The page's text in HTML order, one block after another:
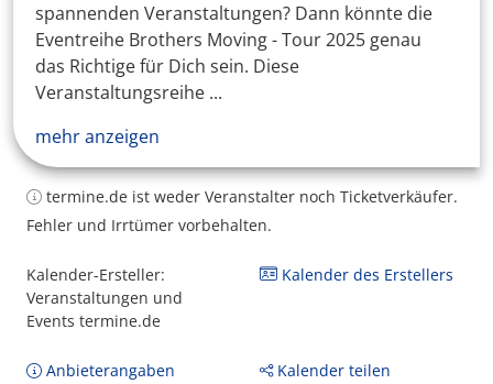
spannenden Veranstaltungen? Dann könnte die
Eventreihe Brothers Moving - Tour 2025 genau
das Richtige für Dich sein. Diese
Veranstaltungsreihe ...
mehr anzeigen
termine.de ist weder Veranstalter noch Ticketverkäufer.
Fehler und Irrtümer vorbehalten.
Kalender-Ersteller:
Veranstaltungen und
Events termine.de
Kalender des Erstellers
Anbieterangaben Kalender teilen